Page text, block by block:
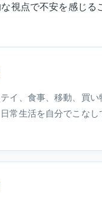
視点で不安を感じる
イ、食事、移動、買い
常生活を自分でこなし